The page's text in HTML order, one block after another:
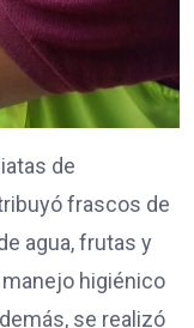
de
frascos de
agua, frutas y
higiénico
se realizó